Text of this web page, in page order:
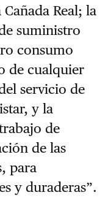
Real; la
suministro
consumo
de cualquier
servicio de
y la
de
de las
para
y duraderas”.